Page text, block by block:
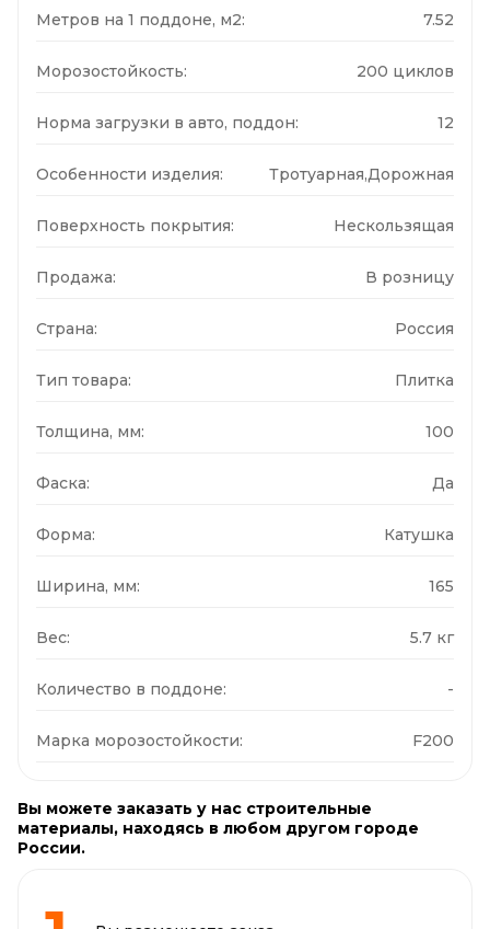
Метров на 1 поддоне, м2: 7.52
Морозостойкость: 200 циклов
Норма загрузки в авто, поддон: 12
Особенности изделия: Тротуарная,Дорожная
Поверхность покрытия: Нескользящая
Продажа: В розницу
Страна: Россия
Тип товара: Плитка
Толщина, мм: 100
Фаска: Да
Форма: Катушка
Ширина, мм: 165
Вес: 5.7 кг
Количество в поддоне: -
Марка морозостойкости: F200
Вы можете заказать у нас строительные
материалы, находясь в любом другом городе
России.